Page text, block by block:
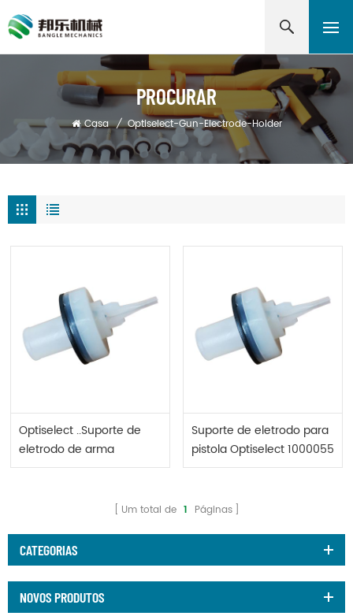
PROCURAR
Casa / Optiselect-Gun-Electrode-Holder
Optiselect ..Suporte de
eletrodo de arma
1000055
Suporte de eletrodo para
pistola Optiselect 1000055
Um total de 1 Páginas
CATEGORIAS
NOVOS PRODUTOS